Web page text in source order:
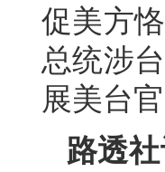
促美方
总统涉
展美台
路透